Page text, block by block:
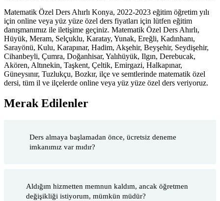
Matematik Özel Ders Ahırlı Konya, 2022-2023 eğitim öğretim yılı
için online veya yüz yüze özel ders fiyatları için lütfen eğitim
danışmanımız ile iletişime geçiniz. Matematik Özel Ders Ahırlı,
Hüyük, Meram, Selçuklu, Karatay, Yunak, Ereğli, Kadınhanı,
Sarayönü, Kulu, Karapınar, Hadim, Akşehir, Beyşehir, Seydişehir,
Cihanbeyli, Çumra, Doğanhisar, Yalıhüyük, Ilgın, Derebucak,
Akören, Altınekin, Taşkent, Çeltik, Emirgazi, Halkapınar,
Güneysınır, Tuzlukçu, Bozkır, ilçe ve semtlerinde matematik özel
dersi, tüm il ve ilçelerde online veya yüz yüze özel ders veriyoruz.
Merak Edilenler
Ders almaya başlamadan önce, ücretsiz deneme
imkanımız var mıdır?
Aldığım hizmetten memnun kaldım, ancak öğretmen
değişikliği istiyorum, mümkün müdür?